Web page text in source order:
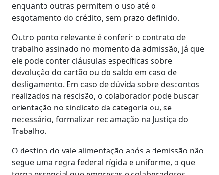
enquanto outras permitem o uso até o
esgotamento do crédito, sem prazo definido.
Outro ponto relevante é conferir o contrato de
trabalho assinado no momento da admissão, já que
ele pode conter cláusulas específicas sobre
devolução do cartão ou do saldo em caso de
desligamento. Em caso de dúvida sobre descontos
realizados na rescisão, o colaborador pode buscar
orientação no sindicato da categoria ou, se
necessário, formalizar reclamação na Justiça do
Trabalho.
O destino do vale alimentação após a demissão não
segue uma regra federal rígida e uniforme, o que